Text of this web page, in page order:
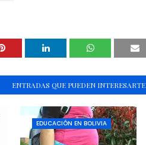
ENTRADAS QUE PUEDEN INTERESARTE
EDUCACIÓN EN BOLIVIA